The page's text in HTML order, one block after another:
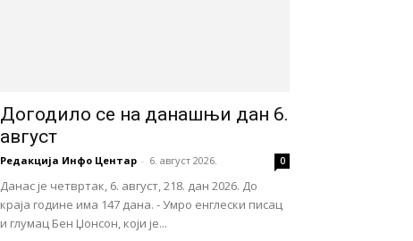
Догодило се на данашњи дан 6.
август
Редакција Инфо Центар - 6. август 2026. 0
Данас је четвртак, 6. август, 218. дан 2026. До
краја године има 147 дана. - Умро енглески писац
и глумац Бен Џонсон, који је...